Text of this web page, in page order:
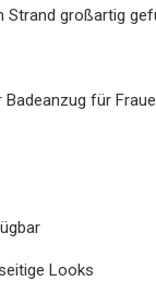
Strand großartig
für
Looks